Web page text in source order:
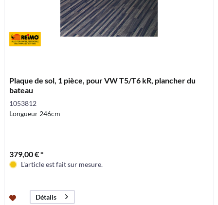
Plaque de sol, 1 pièce, pour VW T5/T6 kR, plancher du
bateau
1053812
Longueur 246cm
379,00 € *
L'article est fait sur mesure.
Détails